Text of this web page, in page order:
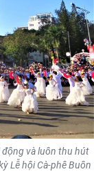
và luôn thu hút
Lễ hội Cà-phê Buôn